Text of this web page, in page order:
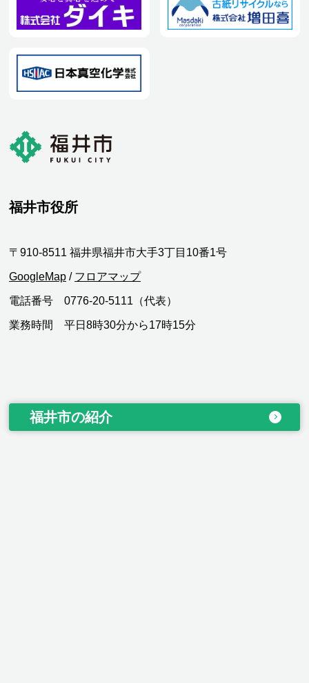
福井市役所
〒910-8511 福井県福井市大手3丁目10番1号
GoogleMap / フロアマップ
電話番号 0776-20-5111（代表）
業務時間 平日8時30分から17時15分
福井市の紹介